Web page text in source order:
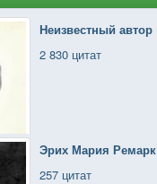
Неизвестный автор
2 830 цитат
Эрих Мария Ремарк
257 цитат